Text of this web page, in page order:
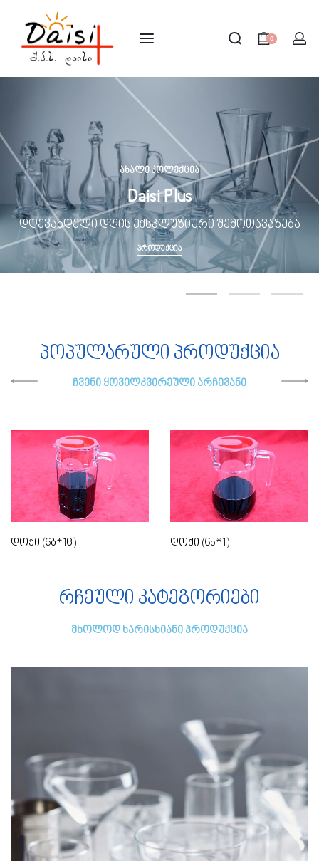
0
ახალი კოლექცია
Daisi Plus
დღევანდელი დღის ექსკლუზიური შემოთავაზება
ᲞᲠᲝᲓᲣᲥᲪᲘᲐ
პოპულარული პროდუქცია
ჩვენი ყოველკვირეული არჩევანი
დოქი (6ბ*1ც) დოქი (6b*1)
რჩეული კატეგორიები
მხოლოდ ხარისხიანი პროდუქცია